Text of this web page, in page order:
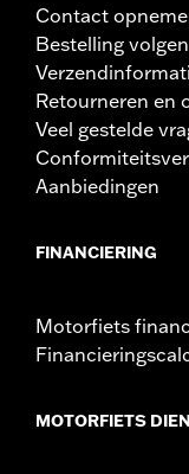
Contact
Bestelling volgen
Retourneren en
Veel gestelde
Aanbiedingen
FINANCIERING
Motorfiets
MOTORFIETS